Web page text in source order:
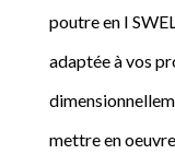
poutre en I
adaptée à vos
mettre en